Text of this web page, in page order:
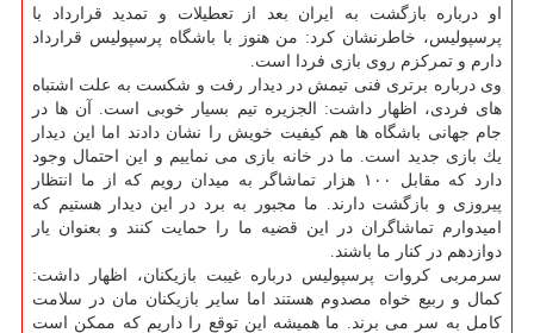
او درباره بازگشت به ایران بعد از تعطیلات و تمدید قرارداد با
پرسپولیس، خاطرنشان كرد: من هنوز با باشگاه پرسپولیس قرارداد
دارم و تمركزم روی بازی فردا است.
وی درباره برتری فنی تیمش در دیدار رفت و شكست به علت اشتباه
های فردی، اظهار داشت: الجزیره تیم بسیار خوبی است. آن ها در
جام جهانی باشگاه ها هم كیفیت خویش را نشان دادند اما این دیدار
یك بازی جدید است. ما در خانه بازی می نماییم و این احتمال وجود
دارد كه مقابل ۱۰۰ هزار تماشاگر به میدان رویم كه از ما انتظار
پیروزی و بازگشت دارند. ما مجبور به برد در این دیدار هستیم كه
امیدوارم تماشاگران در این قضیه ما را حمایت كنند و بعنوان یار
دوازدهم در كنار ما باشند.
سرمربی كروات پرسپولیس درباره غیبت بازیكنان، اظهار داشت:
كمال و ربیع خواه مصدوم هستند اما سایر بازیكنان مان در سلامت
كامل به سر می برند. ما همیشه این توقع را داریم كه ممكن است